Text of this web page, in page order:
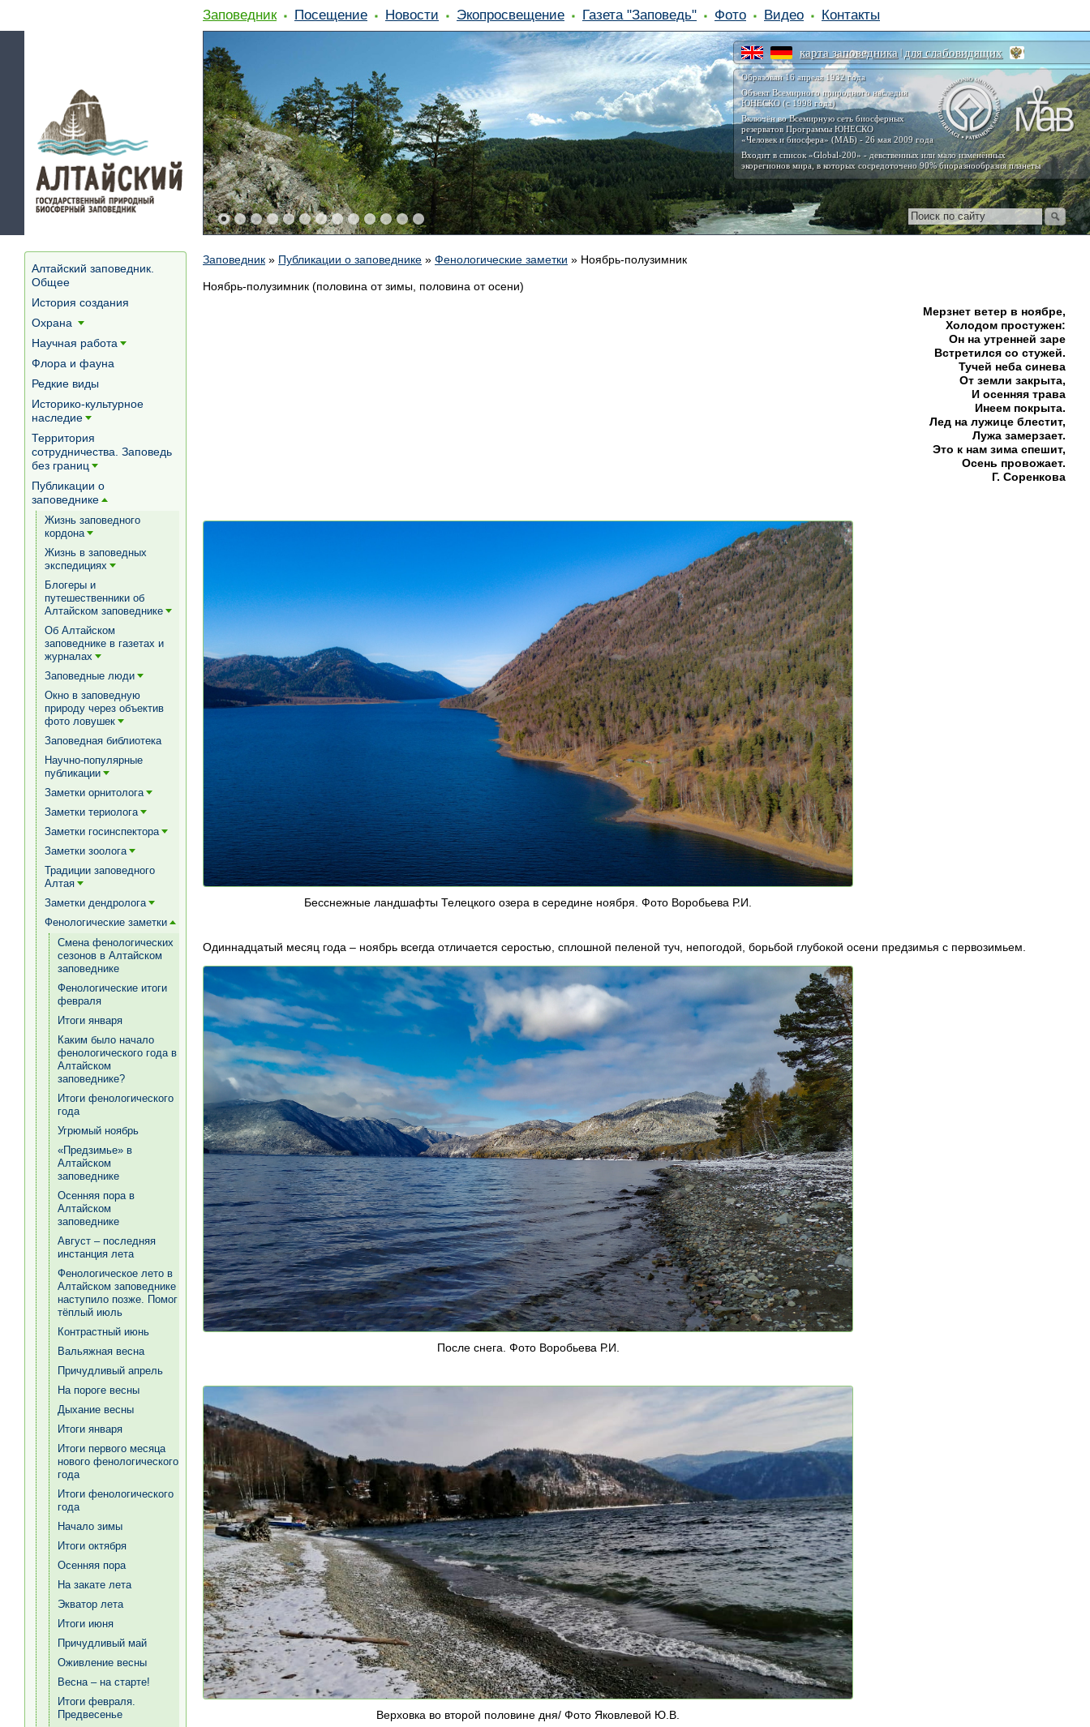
карта заповедника | для слабовидящих
Образован 16 апреля 1932 года
Объект Всемирного природного наследия
ЮНЕСКО (с 1998 года)
Включён во Всемирную сеть биосферных
резерватов Программы ЮНЕСКО
«Человек и биосфера» (МАБ) - 26 мая 2009 года
Входит в список «Global-200» - девственных или мало изменённых
экорегионов мира, в которых сосредоточено 90% биоразнообразия планеты
Заповедник Посещение Новости Экопросвещение Газета "Заповедь" Фото Видео Контакты
Заповедник » Публикации о заповеднике » Фенологические заметки » Ноябрь-полузимник
Ноябрь-полузимник (половина от зимы, половина от осени)
Мерзнет ветер в ноябре,
Холодом простужен:
Он на утренней заре
Встретился со стужей.
Тучей неба синева
От земли закрыта,
И осенняя трава
Инеем покрыта.
Лед на лужице блестит,
Лужа замерзает.
Это к нам зима спешит,
Осень провожает.
Г. Соренкова
Бесснежные ландшафты Телецкого озера в середине ноября. Фото Воробьева Р.И.
Одиннадцатый месяц года – ноябрь всегда отличается серостью, сплошной пеленой туч, непогодой, борьбой глубокой осени предзимья с первозимьем.
После снега. Фото Воробьева Р.И.
Верховка во второй половине дня/ Фото Яковлевой Ю.В.
Алтайский заповедник.
Общее
История создания
Охрана
Научная работа
Флора и фауна
Редкие виды
Историко-культурное
наследие
Территория
сотрудничества. Заповедь
без границ
Публикации о
заповеднике [+]
Жизнь заповедного
кордона
Жизнь в заповедных
экспедициях
Блогеры и
путешественники об
Алтайском заповеднике
Об Алтайском
заповеднике в газетах и
журналах
Заповедные люди
Окно в заповедную
природу через объектив
фото ловушек
Заповедная библиотека
Научно-популярные
публикации
Заметки орнитолога
Заметки териолога
Заметки госинспектора
Заметки зоолога
Традиции заповедного
Алтая
Заметки дендролога
Фенологические заметки [+]
Смена фенологических
сезонов в Алтайском
заповеднике
Фенологические итоги
февраля
Итоги января
Каким было начало
фенологического года в
Алтайском
заповеднике?
Итоги фенологического
года
Угрюмый ноябрь
«Предзимье» в
Алтайском
заповеднике
Осенняя пора в
Алтайском
заповеднике
Август – последняя
инстанция лета
Фенологическое лето в
Алтайском заповеднике
наступило позже. Помог
тёплый июль
Контрастный июнь
Вальяжная весна
Причудливый апрель
На пороге весны
Дыхание весны
Итоги января
Итоги первого месяца
нового фенологического
года
Итоги фенологического
года
Начало зимы
Итоги октября
Осенняя пора
На закате лета
Экватор лета
Итоги июня
Причудливый май
Оживление весны
Весна – на старте!
Итоги февраля.
Предвесенье